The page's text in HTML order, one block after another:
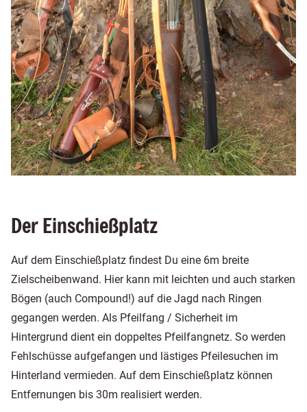
Der Einschießplatz
Auf dem Einschießplatz findest Du eine 6m breite
Zielscheibenwand. Hier kann mit leichten und auch starken
Bögen (auch Compound!) auf die Jagd nach Ringen
gegangen werden. Als Pfeilfang / Sicherheit im
Hintergrund dient ein doppeltes Pfeilfangnetz. So werden
Fehlschüsse aufgefangen und lästiges Pfeilesuchen im
Hinterland vermieden. Auf dem Einschießplatz können
Entfernungen bis 30m realisiert werden.